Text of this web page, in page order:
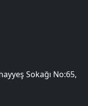
Sokağı No:65,